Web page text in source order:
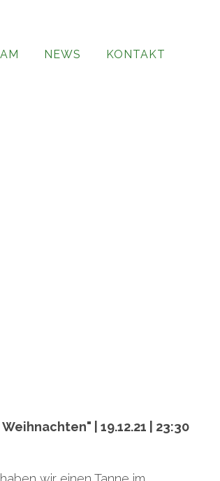
NEWS KONTAKT
| 19.12.21 | 23:30